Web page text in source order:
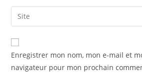
comment
email
address
comment
Saisir
l’URL
de
votre
(facultatif)
Enregistrer mon nom, mon e-mail et
navigateur pour mon prochain